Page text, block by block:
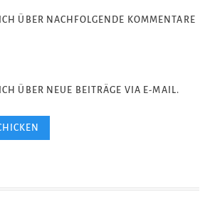
ÜBER NACHFOLGENDE KOMMENTARE
ÜBER NEUE BEITRÄGE VIA E-MAIL.